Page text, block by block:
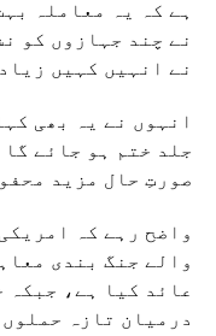
ہے کہ یہ معاملہ
نے چند جہازوں کو
نے انہیں کہیں
انہوں نے یہ بھی
جلد ختم ہو جائے
صورتِ حال مزید
واضح رہے کہ
والے جنگ بندی
عائد کیا ہے، جبکہ
درمیان تازہ